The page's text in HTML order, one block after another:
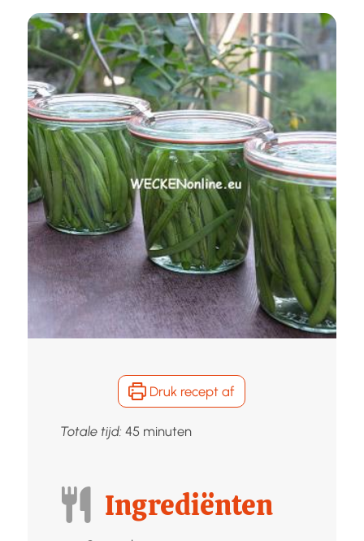
Druk recept af
Totale tijd: 45minuten
minuten
Ingrediënten